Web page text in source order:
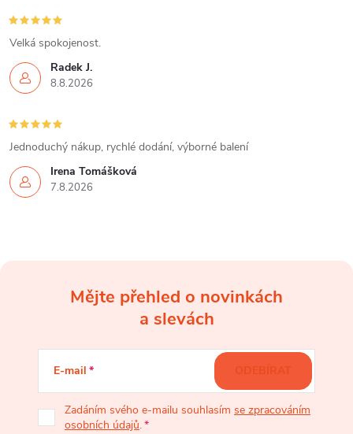
Radek J.
8.8.2026
Velká spokojenost.
Irena Tomášková
7.8.2026
Jednoduchý nákup, rychlé dodání, výborné balení
Mějte přehled o novinkách
a slevách
E-mail
Zadáním svého e-mailu souhlasím se zpracováním
osobních údajů.
ODEBÍRAT